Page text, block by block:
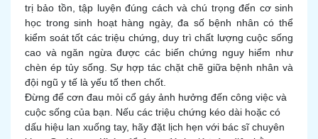
trị bảo tồn, tập luyện đúng cách và chú trọng đến cơ sinh
học trong sinh hoạt hàng ngày, đa số bệnh nhân có thể
kiểm soát tốt các triệu chứng, duy trì chất lượng cuộc sống
cao và ngăn ngừa được các biến chứng nguy hiểm như
chèn ép tủy sống. Sự hợp tác chặt chẽ giữa bệnh nhân và
đội ngũ y tế là yếu tố then chốt.
Đừng để cơn đau mỏi cổ gáy ảnh hưởng đến công việc và
cuộc sống của bạn. Nếu các triệu chứng kéo dài hoặc có
dấu hiệu lan xuống tay, hãy đặt lịch hẹn với bác sĩ chuyên